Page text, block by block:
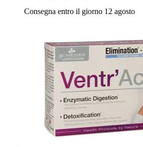
Consegna entro il giorno 12 agosto